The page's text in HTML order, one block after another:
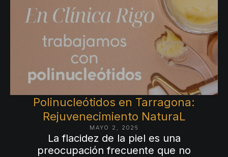
Polinucleótidos en Tarragona:
Rejuvenecimiento NaturaL
MAYO 2, 2026
La flacidez de la piel es una
preocupación frecuente que no